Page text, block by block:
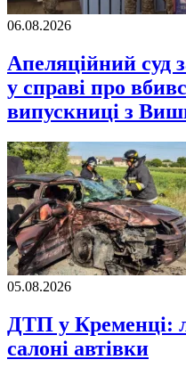
06.08.2026
Апеляційний суд
у справі про
випускниці з
05.08.2026
ДТП у Кременці:
салоні автівки